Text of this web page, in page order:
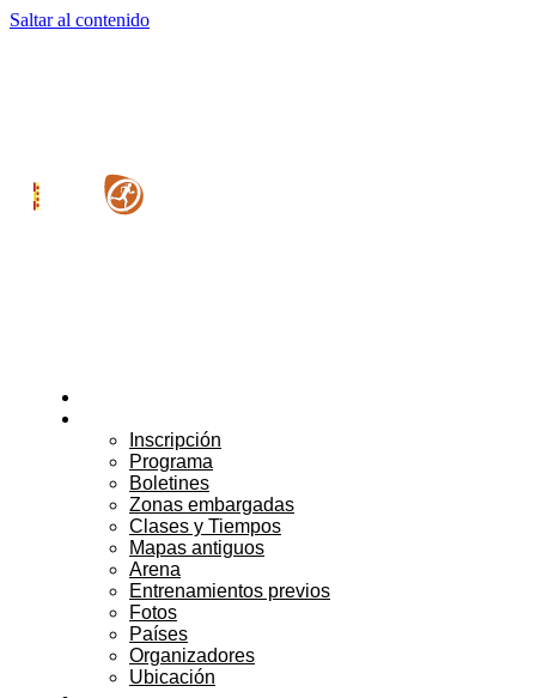
Saltar al contenido
Inscripción
Programa
Boletines
Zonas embargadas
Clases y Tiempos
Mapas antiguos
Arena
Entrenamientos previos
Fotos
Países
Organizadores
Ubicación